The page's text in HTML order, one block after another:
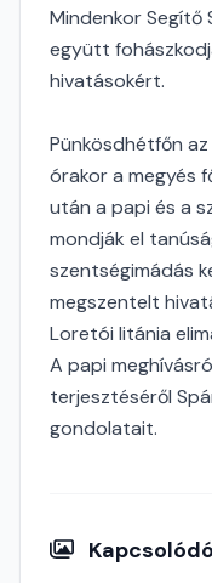
Mindenkor Segítő
együtt
hivatásokért.
Pünkösdhétfőn
órakor a megyés
után a papi és a
mondják el
szentségimádás
megszentelt
Loretói litánia
A papi
terjesztéséről
gondolatait.